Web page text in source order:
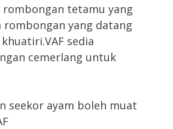
tetamu yang
rombongan yang datang
sedia
cemerlang untuk
seekor ayam boleh muat